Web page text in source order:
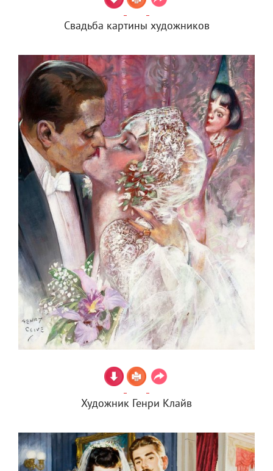
Свадьба картины художников
Художник Генри Клайв